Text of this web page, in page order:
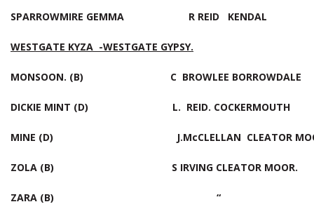
SPARROWMIRE GEMMA R REID KENDAL
WESTGATE KYZA -WESTGATE GYPSY.
MONSOON. (B) C BROWLEE BORROWDALE
DICKIE MINT (D) L. REID. COCKERMOUTH
MINE (D) J.McCLELLAN CLEATOR
ZOLA (B) S IRVING CLEATOR MOOR.
ZARA (B) “